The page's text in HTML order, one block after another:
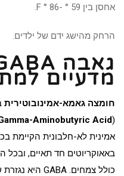
אחסן בין 59 ° -86 ° F.
הרחק מהישג ידם של ילדים.
מדעיים
חומצה גאמא-אמינובוטירית
(
Aminobutyric Acid
אמינית לא-חלבונית הקיימת
באאוקריוטים חד תאיים, ובכל
כולל צמחים